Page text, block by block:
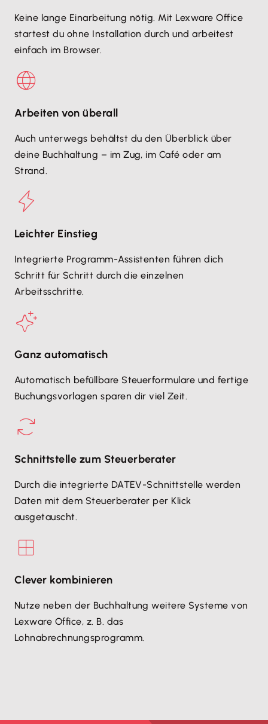
Keine lange Einarbeitung nötig. Mit Lexware Office
startest du ohne Installation durch und arbeitest
einfach im Browser.
Arbeiten von überall
Auch unterwegs behältst du den Überblick über
deine Buchhaltung – im Zug, im Café oder am
Strand.
Leichter Einstieg
Integrierte Programm-Assistenten führen dich
Schritt für Schritt durch die einzelnen
Arbeitsschritte.
Ganz automatisch
Automatisch befüllbare Steuerformulare und fertige
Buchungsvorlagen sparen dir viel Zeit.
Schnittstelle zum Steuerberater
Durch die integrierte DATEV-Schnittstelle werden
Daten mit dem Steuerberater per Klick
ausgetauscht.
Clever kombinieren
Nutze neben der Buchhaltung weitere Systeme von
Lexware Office, z. B. das
Lohnabrechnungsprogramm.